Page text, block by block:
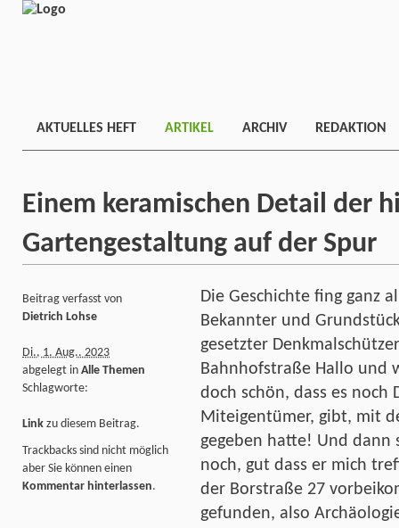
AKTUELLES HEFT ARTIKEL ARCHIV REDAKTION
Einem keramischen Detail der
Gartengestaltung auf der Spur
Die Geschichte fing ganz
Bekannter und
gesetzter
Bahnhofstraße Hallo und
doch schön, dass es noch
Miteigentümer, gibt, mit
gegeben hatte! Und dann
noch, gut dass er mich
der Borstraße 27
gefunden, also
Beitrag verfasst von
Dietrich Lohse
Di., 1. Aug.. 2023
abgelegt in Alle Themen
Schlagworte:
Link zu diesem Beitrag.
Trackbacks sind nicht möglich
aber Sie können einen
Kommentar hinterlassen.